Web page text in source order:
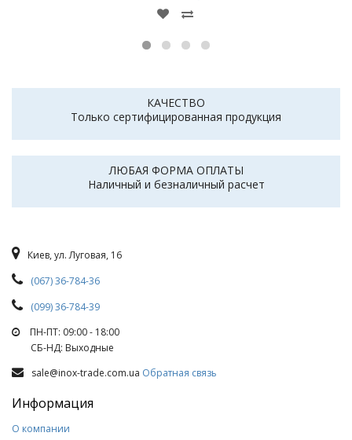
КАЧЕСТВО
Только сертифицированная продукция
ЛЮБАЯ ФОРМА ОПЛАТЫ
Наличный и безналичный расчет
Киев, ул. Луговая, 16
(067) 36-784-36
(099) 36-784-39
ПН-ПТ: 09:00 - 18:00
СБ-НД: Выходные
sale@inox-trade.com.ua Обратная связь
Информация
О компании